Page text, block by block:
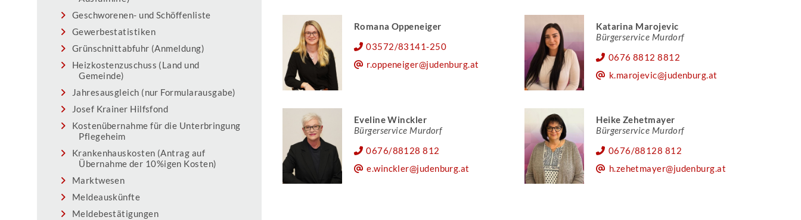
Romana Oppeneiger
03572/83141-250
r.oppeneiger@judenburg.at
Katarina Marojevic
Bürgerservice Murdorf
0676 8812 8812
k.marojevic@judenburg.at
Eveline Winckler
Bürgerservice Murdorf
0676/88128 812
e.winckler@judenburg.at
Heike Zehetmayer
Bürgerservice Murdorf
0676/88128 812
h.zehetmayer@judenburg.at
Geschworenen- und Schöffenliste
Gewerbestatistiken
Grünschnittabfuhr (Anmeldung)
Heizkostenzuschuss (Land und
Gemeinde)
Jahresausgleich (nur Formularausgabe)
Josef Krainer Hilfsfond
Kostenübernahme für die Unterbringung
Pflegeheim
Krankenhauskosten (Antrag auf
Übernahme der 10%igen Kosten)
Marktwesen
Meldeauskünfte
Meldebestätigungen